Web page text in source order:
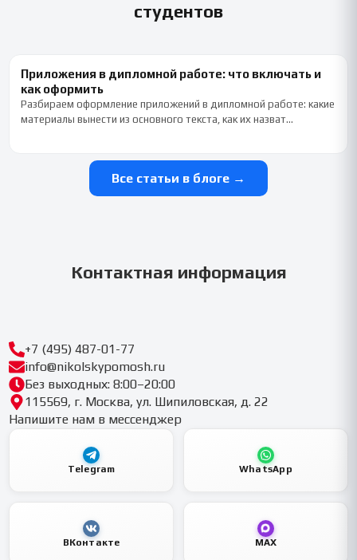
студентов
Приложения в дипломной работе: что включать и
как оформить
Разбираем оформление приложений в дипломной работе: какие
материалы вынести из основного текста, как их назват…
Все статьи в блоге →
Контактная информация
+7 (495) 487-01-77
info@nikolskypomosh.ru
Без выходных: 8:00–20:00
115569, г. Москва, ул. Шипиловская, д. 22
Напишите нам в мессенджер
Telegram WhatsApp
ВКонтакте MAX